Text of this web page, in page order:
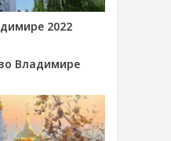
2022
Владимире